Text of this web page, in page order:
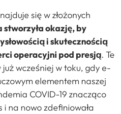
się w złożonych
stworzyła okazję, by
i skutecznością
operacyjni pod presją. Te
wcześniej w toku, gdy e-
elementem naszej
COVID-19 znacząco
i na nowo zdefiniowała